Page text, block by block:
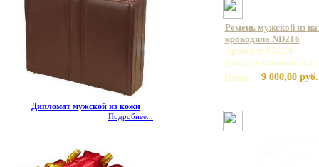
Дипломат мужской из кожи
Подробнее...
Ремень мужской из
крокодила ND216
Артикул: ND216
Базовая единица: шт
Цена:
9 000,00 руб.